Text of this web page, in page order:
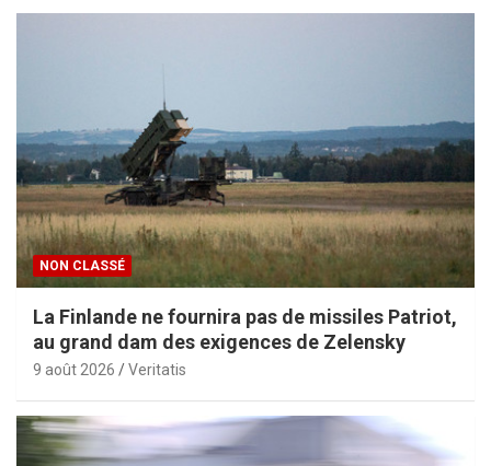
NON CLASSÉ
La Finlande ne fournira pas de missiles Patriot,
au grand dam des exigences de Zelensky
9 août 2026 Veritatis